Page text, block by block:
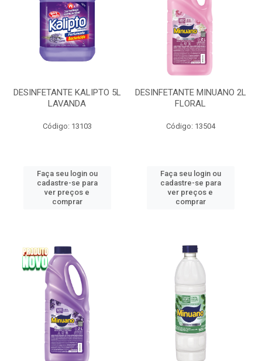
DESINFETANTE KALIPTO 5L
LAVANDA
Código: 13103
Faça seu login ou
cadastre-se para
ver preços e
comprar
DESINFETANTE MINUANO 2L
FLORAL
Código: 13504
Faça seu login ou
cadastre-se para
ver preços e
comprar